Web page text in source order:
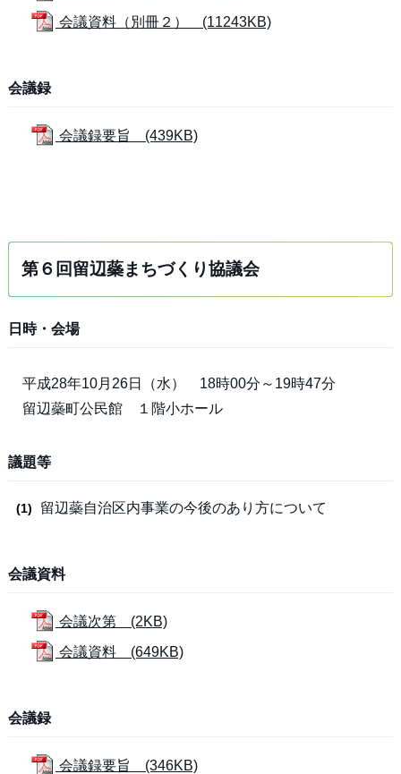
会議資料（別冊２） (11243KB)
会議録
会議録要旨 (439KB)
第６回留辺蘂まちづくり協議会
日時・会場
平成28年10月26日（水） 18時00分～19時47分
留辺蘂町公民館 １階小ホール
議題等
留辺蘂自治区内事業の今後のあり方について
会議資料
会議次第 (2KB)
会議資料 (649KB)
会議録
会議録要旨 (346KB)